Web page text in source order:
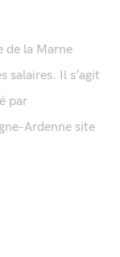
de la Marne
salaires. Il s’agit
par
Ardenne site